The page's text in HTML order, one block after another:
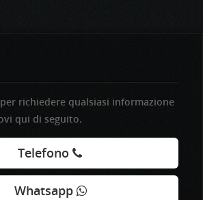
richiedere qualsiasi informazione
qui di seguito.
Telefono
Whatsapp